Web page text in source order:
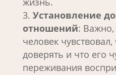
Установление
отношений:
человек
доверять и что его
переживания